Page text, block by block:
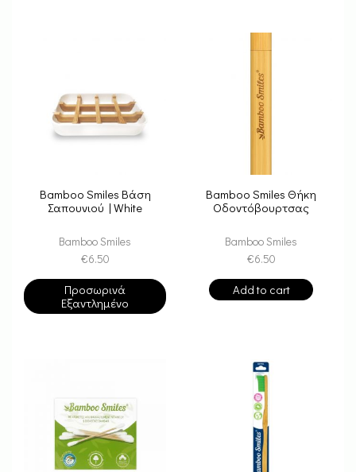
Bamboo Smiles Βάση
Σαπουνιού | White
Bamboo Smiles
€6.50
Προσωρινά
Εξαντλημένο
Bamboo Smiles Θήκη
Οδοντόβουρτσας
Bamboo Smiles
€6.50
Add to cart